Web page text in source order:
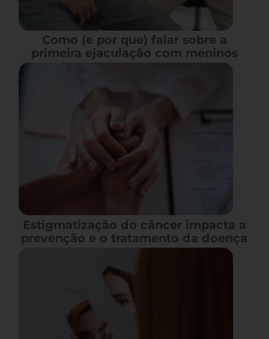
Como (e por que) falar sobre a
primeira ejaculação com meninos
Estigmatização do câncer impacta a
prevenção e o tratamento da doença